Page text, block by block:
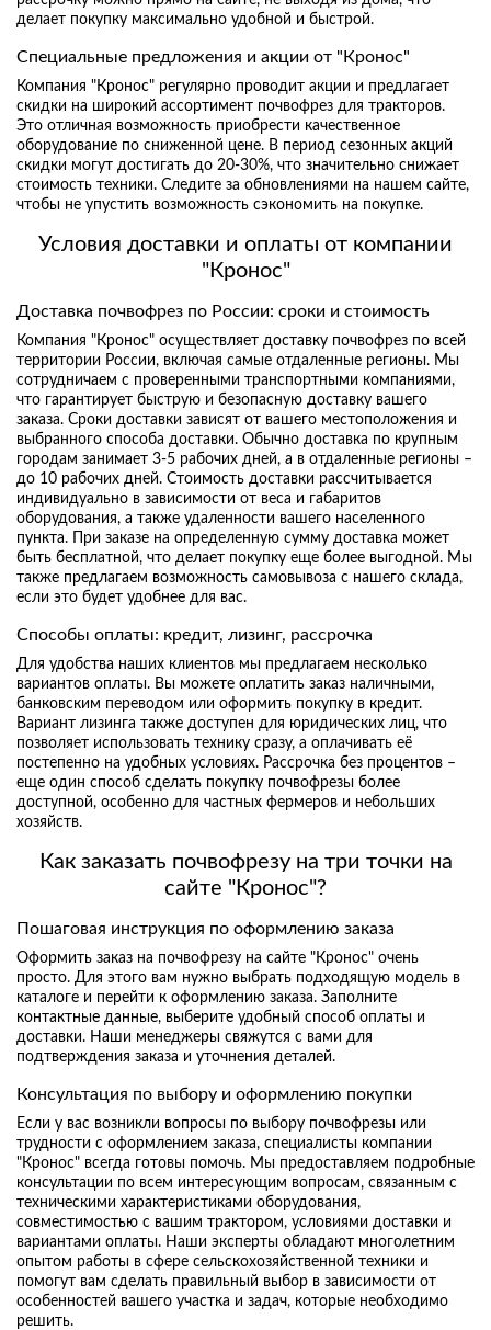
делает покупку максимально удобной и быстрой.
Специальные предложения и акции от "Кронос"
Компания "Кронос" регулярно проводит акции и предлагает
скидки на широкий ассортимент почвофрез для тракторов.
Это отличная возможность приобрести качественное
оборудование по сниженной цене. В период сезонных акций
скидки могут достигать до 20-30%, что значительно снижает
стоимость техники. Следите за обновлениями на нашем сайте,
чтобы не упустить возможность сэкономить на покупке.
Условия доставки и оплаты от компании
"Кронос"
Доставка почвофрез по России: сроки и стоимость
Компания "Кронос" осуществляет доставку почвофрез по всей
территории России, включая самые отдаленные регионы. Мы
сотрудничаем с проверенными транспортными компаниями,
что гарантирует быструю и безопасную доставку вашего
заказа. Сроки доставки зависят от вашего местоположения и
выбранного способа доставки. Обычно доставка по крупным
городам занимает 3-5 рабочих дней, а в отдаленные регионы –
до 10 рабочих дней. Стоимость доставки рассчитывается
индивидуально в зависимости от веса и габаритов
оборудования, а также удаленности вашего населенного
пункта. При заказе на определенную сумму доставка может
быть бесплатной, что делает покупку еще более выгодной. Мы
также предлагаем возможность самовывоза с нашего склада,
если это будет удобнее для вас.
Способы оплаты: кредит, лизинг, рассрочка
Для удобства наших клиентов мы предлагаем несколько
вариантов оплаты. Вы можете оплатить заказ наличными,
банковским переводом или оформить покупку в кредит.
Вариант лизинга также доступен для юридических лиц, что
позволяет использовать технику сразу, а оплачивать её
постепенно на удобных условиях. Рассрочка без процентов –
еще один способ сделать покупку почвофрезы более
доступной, особенно для частных фермеров и небольших
хозяйств.
Как заказать почвофрезу на три точки на
сайте "Кронос"?
Пошаговая инструкция по оформлению заказа
Оформить заказ на почвофрезу на сайте "Кронос" очень
просто. Для этого вам нужно выбрать подходящую модель в
каталоге и перейти к оформлению заказа. Заполните
контактные данные, выберите удобный способ оплаты и
доставки. Наши менеджеры свяжутся с вами для
подтверждения заказа и уточнения деталей.
Консультация по выбору и оформлению покупки
Если у вас возникли вопросы по выбору почвофрезы или
трудности с оформлением заказа, специалисты компании
"Кронос" всегда готовы помочь. Мы предоставляем подробные
консультации по всем интересующим вопросам, связанным с
техническими характеристиками оборудования,
совместимостью с вашим трактором, условиями доставки и
вариантами оплаты. Наши эксперты обладают многолетним
опытом работы в сфере сельскохозяйственной техники и
помогут вам сделать правильный выбор в зависимости от
особенностей вашего участка и задач, которые необходимо
решить.